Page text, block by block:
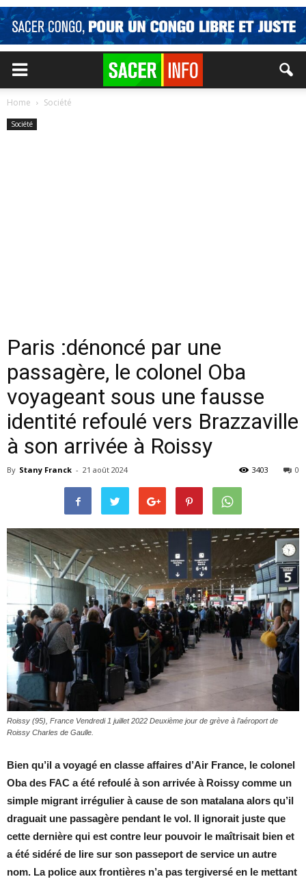
Home Société
Société
Paris :dénoncé par une
passagère, le colonel Oba
voyageant sous une fausse
identité refoulé vers Brazzaville
à son arrivée à Roissy
By Stany Franck - 21 août 2024 0
3403
Roissy (95), France Vendredi 1 juillet 2022 Deuxième jour de grève à l’aéroport de
Roissy Charles de Gaulle.
Bien qu’il a voyagé en classe affaires d’Air France, le colonel
Oba des FAC a été refoulé à son arrivée à Roissy comme un
simple migrant irrégulier à cause de son matalana alors qu’il
draguait une passagère pendant le vol. Il ignorait juste que
cette dernière qui est contre leur pouvoir le maîtrisait bien et
a été sidéré de lire sur son passeport de service un autre
nom. La police aux frontières n’a pas tergiversé en le mettant